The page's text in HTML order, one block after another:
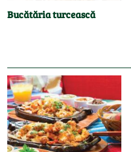
Bucătăria turcească